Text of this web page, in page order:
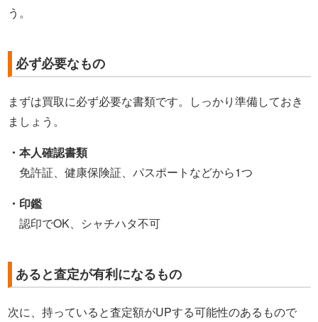
う。
必ず必要なもの
まずは買取に必ず必要な書類です。しっかり準備しておき
ましょう。
・本人確認書類
免許証、健康保険証、パスポートなどから1つ
・印鑑
認印でOK、シャチハタ不可
あると査定が有利になるもの
次に、持っていると査定額がUPする可能性のあるもので